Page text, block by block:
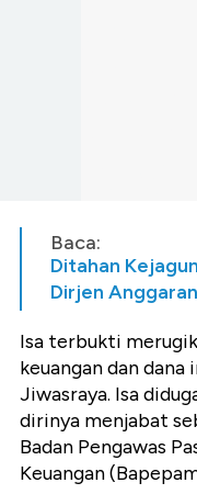
Baca:
Ditahan
Dirjen
Isa terbukti
keuangan dan dana
Jiwasraya. Isa
dirinya menjabat
Badan Pengawas
Keuangan